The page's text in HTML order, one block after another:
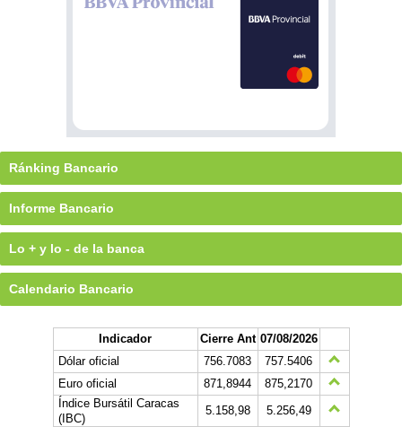
Ránking Bancario
Informe Bancario
Lo + y lo - de la banca
Calendario Bancario
Indicador Cierre Ant 07/08/2026
Dólar oficial
756.7083
757.5406
Euro oficial
871,8944
875,2170
Índice Bursátil Caracas
(IBC)
5.158,98
5.256,49